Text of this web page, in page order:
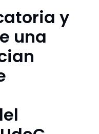
y
una